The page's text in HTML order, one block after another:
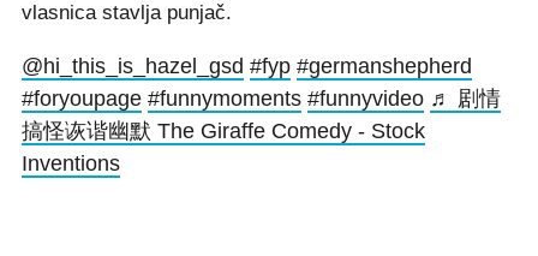
vlasnica stavlja punjač.
@hi_this_is_hazel_gsd #fyp #germanshepherd
#foryoupage #funnymoments #funnyvideo ♬ 剧情
搞怪诙谐幽默 The Giraffe Comedy - Stock
Inventions